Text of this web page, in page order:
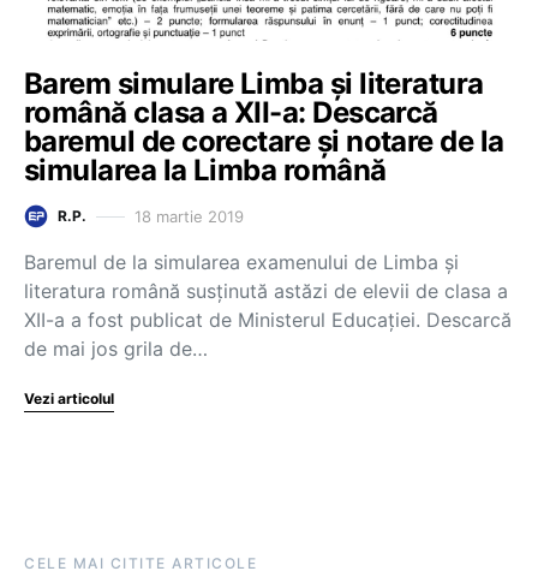
Barem simulare Limba și literatura
română clasa a XII-a: Descarcă
baremul de corectare și notare de la
simularea la Limba română
R.P. 18 martie 2019
Baremul de la simularea examenului de Limba și
literatura română susținută astăzi de elevii de clasa a
XII-a a fost publicat de Ministerul Educației. Descarcă
de mai jos grila de…
Vezi articolul
CELE MAI CITITE ARTICOLE